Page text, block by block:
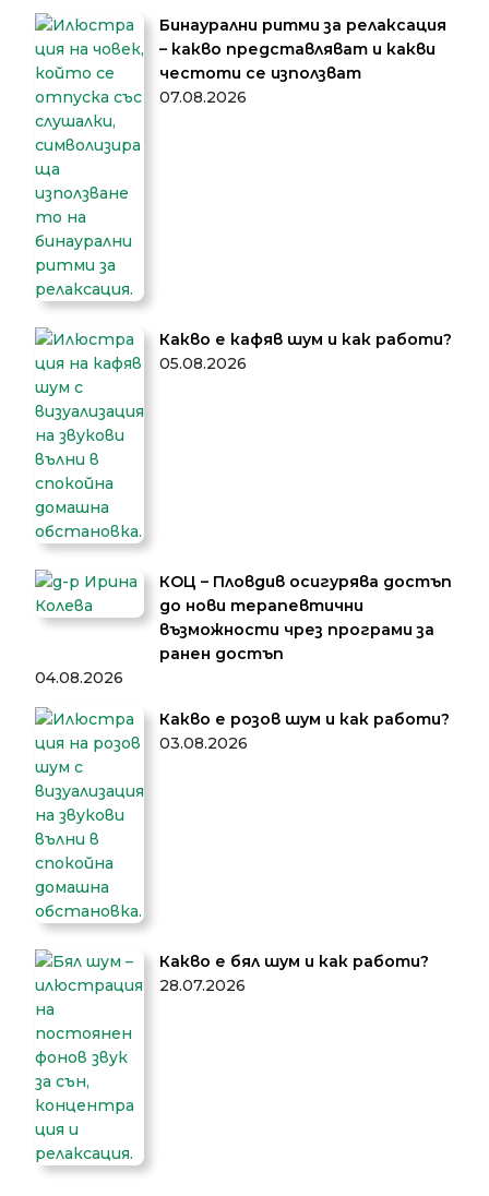
Бинаурални ритми за релаксация
– какво представляват и какви
честоти се използват
07.08.2026
Какво е кафяв шум и как работи?
05.08.2026
КОЦ – Пловдив осигурява достъп
до нови терапевтични
възможности чрез програми за
ранен достъп
04.08.2026
Какво е розов шум и как работи?
03.08.2026
Какво е бял шум и как работи?
28.07.2026